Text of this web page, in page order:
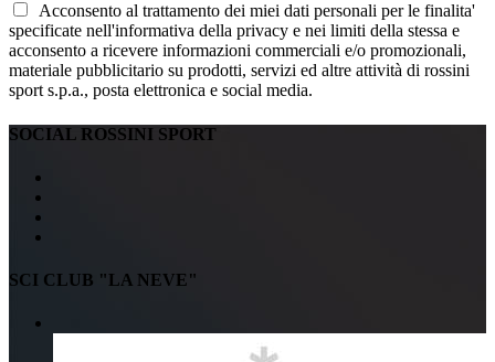
Acconsento al trattamento dei miei dati personali per le finalita'
specificate nell'informativa della privacy e nei limiti della stessa e
acconsento a ricevere informazioni commerciali e/o promozionali,
materiale pubblicitario su prodotti, servizi ed altre attività di rossini
sport s.p.a., posta elettronica e social media.
SOCIAL ROSSINI SPORT
SCI CLUB "LA NEVE"